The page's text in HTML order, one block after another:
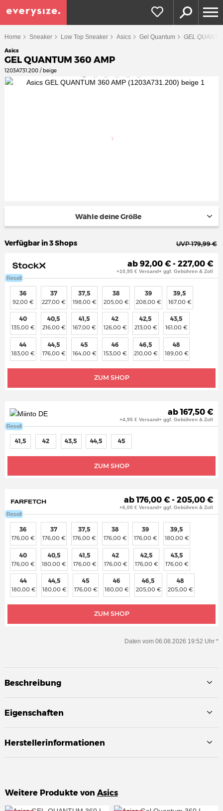
Home Sneaker Low Top Sneaker Asics Gel Quantum GEL
Asics
GEL QUANTUM 360 AMP
1203A731.200 / beige
Wähle deine Größe
Verfügbar in 3 Shops UVP 179,99 €
Resell
ab 92,00 € - 227,00 €
+10,95 € Versand+ ggf. Gebühren & Zoll
ZUM SHOP
36
92,00 €
37
227,00 €
37,5
198,00 €
38
205,00 €
39
208,00 €
39,5
167,00 €
40
135,00 €
40,5
216,00 €
41,5
167,00 €
42
126,00 €
42,5
213,00 €
43,5
161,00 €
44
183,00 €
44,5
176,00 €
45
164,00 €
46
153,00 €
46,5
210,00 €
48
189,00 €
Resell
ab 167,50 €
+4,95 € Versand+ ggf. Gebühren & Zoll
ZUM SHOP
41,5 42 43,5 44,5 45
Resell
ab 176,00 € - 205,00 €
+6,00 € Versand+ ggf. Gebühren & Zoll
ZUM SHOP
36
176,00 €
37
176,00 €
37,5
176,00 €
38
176,00 €
39
176,00 €
39,5
180,00 €
40
176,00 €
40,5
180,00 €
41,5
176,00 €
42
176,00 €
42,5
176,00 €
43,5
176,00 €
44
180,00 €
44,5
180,00 €
45
176,00 €
46
180,00 €
46,5
205,00 €
48
205,00 €
Daten vom 06.08.2026 19:52 Uhr *
Beschreibung
Eigenschaften
Herstellerinformationen
Weitere Produkte von Asics